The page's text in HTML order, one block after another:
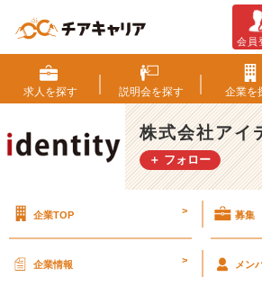
7
卒！！
【株
式
会
社
ン
会員
求人を探す 説明会を探す 企業を
株式会社アイ
＋ フォロー
企業TOP > 募集
企業情報 > メン